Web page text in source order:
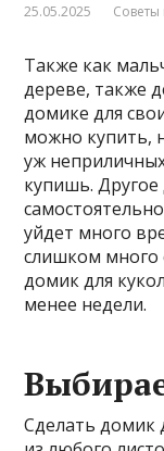
25.05.2025
Также как
дереве, также
домике для
можно купить,
уж
купишь.
уйдет много
слишком много
домик для
менее недели.
Сделать домик